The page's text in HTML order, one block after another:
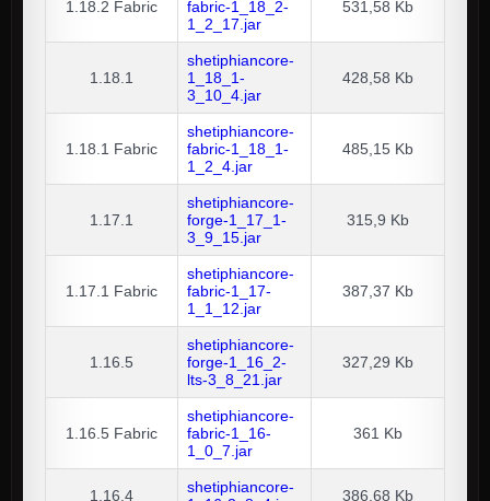
1.18.2 Fabric
fabric-1_18_2-
1_2_17.jar
531,58 Kb
1.18.1
shetiphiancore-
1_18_1-
3_10_4.jar
428,58 Kb
1.18.1 Fabric
shetiphiancore-
fabric-1_18_1-
1_2_4.jar
485,15 Kb
1.17.1
shetiphiancore-
forge-1_17_1-
3_9_15.jar
315,9 Kb
1.17.1 Fabric
shetiphiancore-
fabric-1_17-
1_1_12.jar
387,37 Kb
1.16.5
shetiphiancore-
forge-1_16_2-
lts-3_8_21.jar
327,29 Kb
1.16.5 Fabric
shetiphiancore-
fabric-1_16-
1_0_7.jar
361 Kb
1.16.4
shetiphiancore-
386,68 Kb